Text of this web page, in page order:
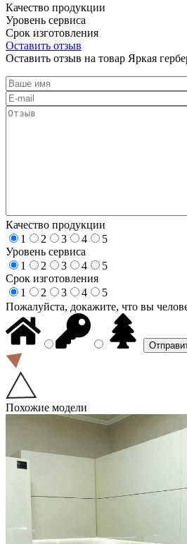
Качество продукции
Уровень сервиса
Срок изготовления
Оставить отзыв
Оставить отзыв на товар Яркая
Качество продукции
1
2 3 4
5
Уровень сервиса
1
2 3 4
5
Срок изготовления
1
2 3 4
5
Пожалуйста, докажите, что вы
Похожие модели